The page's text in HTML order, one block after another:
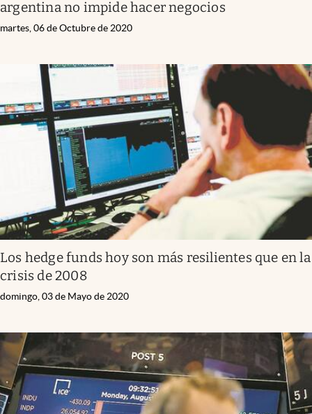
argentina no impide hacer negocios
martes, 06 de Octubre de 2020
Los hedge funds hoy son más resilientes que en la
crisis de 2008
domingo, 03 de Mayo de 2020